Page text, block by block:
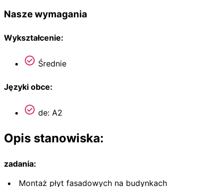
Nasze wymagania
Wykształcenie:
Średnie
Języki obce:
de: A2
Opis stanowiska:
zadania:
Montaż płyt fasadowych na budynkach